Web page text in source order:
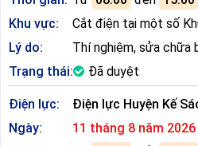
Khu vực:
Cắt điện tại một số
Lý do:
Thí nghiệm, sửa chữa
Trạng thái:
Đã duyệt
Điện lực:
Điện lực Huyện Kế
Ngày:
11 tháng 8 năm 2026